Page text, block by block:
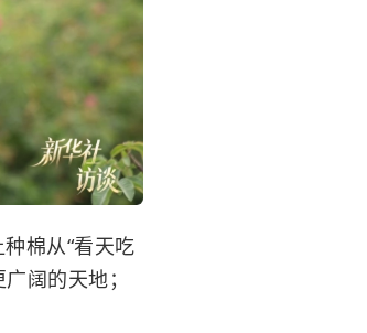
棉从“看天吃
阔的天地；